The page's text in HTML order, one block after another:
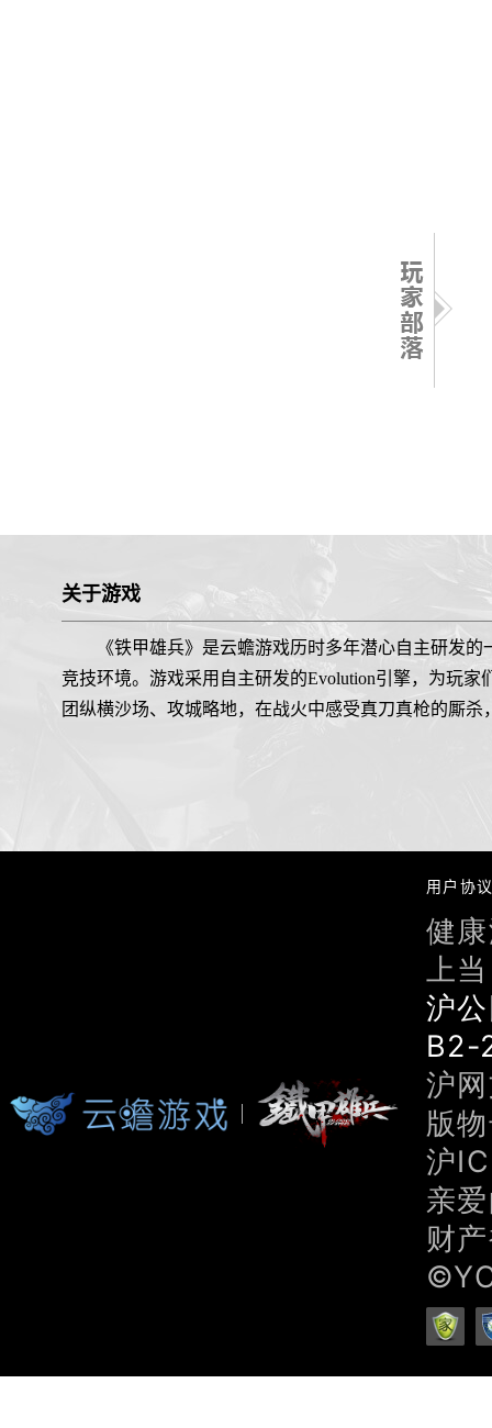
关于游戏
《铁甲雄兵》是云蟾游戏历时多年潜心自主研发
竞技环境。游戏采用自主研发的Evolution引擎，为玩
团纵横沙场、攻城略地，在战火中感受真刀真枪的厮
用户协议
健
上
沪
B2-
沪
版
沪
亲
财